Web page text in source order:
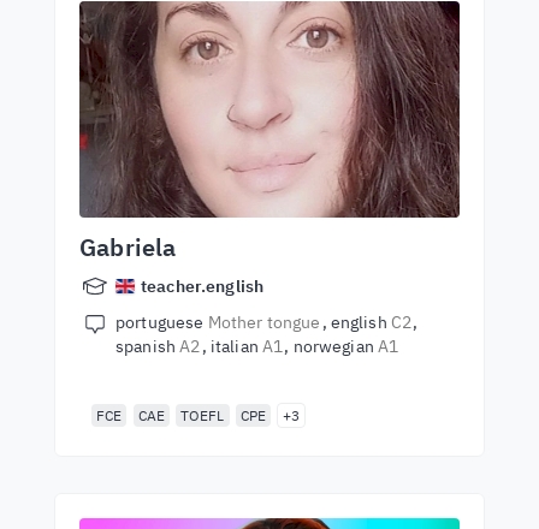
Gabriela
teacher.english
portuguese Mother tongue english C2
spanishA2 italian A1 norwegianA1
FCE CAE TOEFL CPE +3